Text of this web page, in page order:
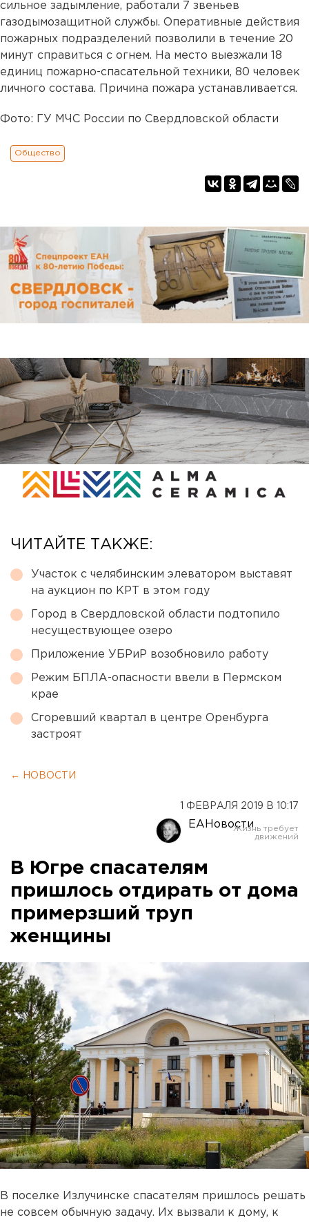
сильное задымление, работали 7 звеньев
газодымозащитной службы. Оперативные действия
пожарных подразделений позволили в течение 20
минут справиться с огнем. На место выезжали 18
единиц пожарно-спасательной техники, 80 человек
личного состава. Причина пожара устанавливается.
Фото: ГУ МЧС России по Свердловской области
Общество
ЧИТАЙТЕ ТАКЖЕ:
Участок с челябинским элеватором выставят
на аукцион по КРТ в этом году
Город в Свердловской области подтопило
несуществующее озеро
Приложение УБРиР возобновило работу
Режим БПЛА-опасности ввели в Пермском
крае
Сгоревший квартал в центре Оренбурга
застроят
← НОВОСТИ
1 ФЕВРАЛЯ 2019 В 10:17
ЕАНовости
В Югре спасателям
пришлось отдирать от дома
примерзший труп
женщины
В поселке Излучинске спасателям пришлось решать
не совсем обычную задачу. Их вызвали к дому, к